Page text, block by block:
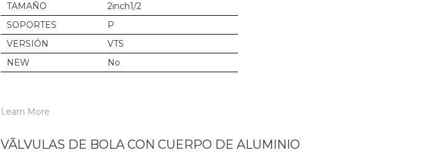
TAMAÑO
2inch1/2
SOPORTES
P
VERSIÓN
VTS
NEW
No
Learn More
VÃLVULAS DE BOLA CON CUERPO DE ALUMINIO